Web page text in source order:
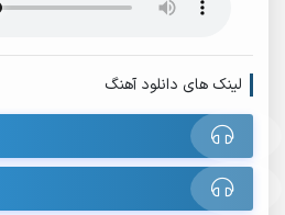
لینک های دانلود آهنگ